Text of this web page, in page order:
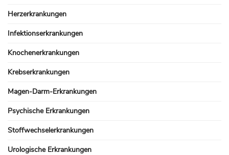
Herzerkrankungen
Infektionserkrankungen
Knochenerkrankungen
Krebserkrankungen
Magen-Darm-Erkrankungen
Psychische Erkrankungen
Stoffwechselerkrankungen
Urologische Erkrankungen